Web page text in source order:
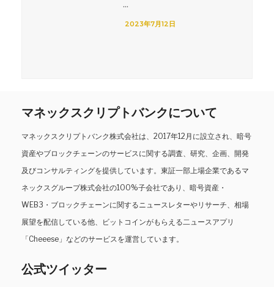
...
2023年7月12日
マネックスクリプトバンクについて
マネックスクリプトバンク株式会社は、2017年12月に設立され、暗号
資産やブロックチェーンのサービスに関する調査、研究、企画、開発
及びコンサルティングを提供しています。東証一部上場企業であるマ
ネックスグループ株式会社の100%子会社であり、暗号資産・
WEB3・ブロックチェーンに関するニュースレターやリサーチ、相場
展望を配信している他、ビットコインがもらえる二ュースアプリ
「Cheeese」などのサービスを運営しています。
公式ツイッター